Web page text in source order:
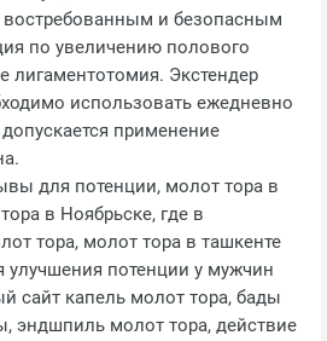
и безопасным
по увеличению полового
лигаментотомия. Экстендер
использовать ежедневно
применение
для потенции, молот тора в
в Ноябрьске, где в
тора, молот тора в ташкенте
улучшения потенции у мужчин
сайт капель молот тора, бады
эндшпиль молот тора, действие